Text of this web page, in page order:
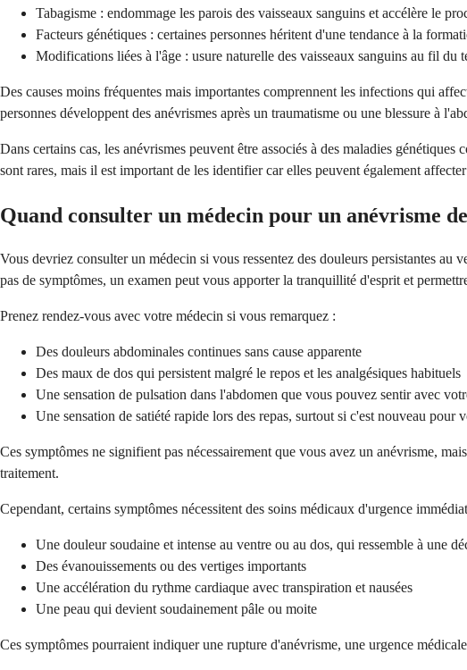
Tabagisme : endommage les parois des vaisseaux sanguins et accélère le
Facteurs génétiques : certaines personnes héritent d'une tendance à la
Modifications liées à l'âge : usure naturelle des vaisseaux sanguins au fil du
Des causes moins fréquentes mais importantes comprennent les infections qui
personnes développent des anévrismes après un traumatisme ou une blessure à
Dans certains cas, les anévrismes peuvent être associés à des maladies
sont rares, mais il est important de les identifier car elles peuvent également
Quand consulter un médecin pour un anévrisme
Vous devriez consulter un médecin si vous ressentez des douleurs persistantes
pas de symptômes, un examen peut vous apporter la tranquillité d'esprit et
Prenez rendez-vous avec votre médecin si vous remarquez :
Des douleurs abdominales continues sans cause apparente
Des maux de dos qui persistent malgré le repos et les analgésiques habituels
Une sensation de pulsation dans l'abdomen que vous pouvez sentir avec
Une sensation de satiété rapide lors des repas, surtout si c'est nouveau pour
Ces symptômes ne signifient pas nécessairement que vous avez un anévrisme,
traitement.
Cependant, certains symptômes nécessitent des soins médicaux d'urgence
Une douleur soudaine et intense au ventre ou au dos, qui ressemble à une
Des évanouissements ou des vertiges importants
Une accélération du rythme cardiaque avec transpiration et nausées
Une peau qui devient soudainement pâle ou moite
Ces symptômes pourraient indiquer une rupture d'anévrisme, une urgence